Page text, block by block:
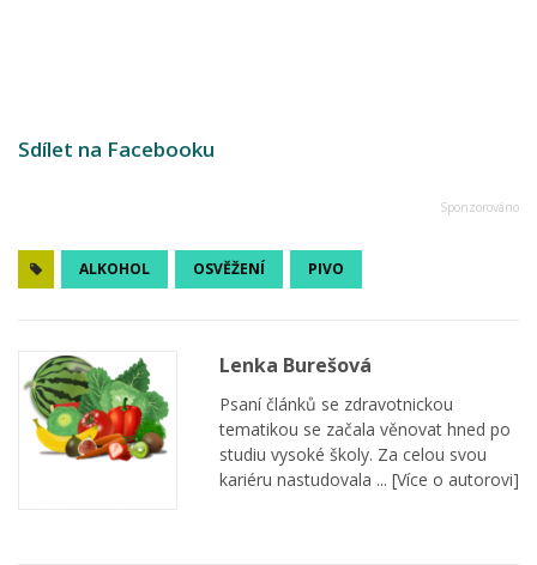
Sdílet na Facebooku
ALKOHOL OSVĚŽENÍ PIVO
Lenka Burešová
Psaní článků se zdravotnickou
tematikou se začala věnovat hned po
studiu vysoké školy. Za celou svou
kariéru nastudovala ... [Více o autorovi]